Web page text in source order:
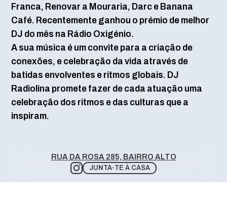
Franca, Renovar a Mouraria, Darc e Banana
Café. Recentemente ganhou o prémio de melhor
DJ do mês na Rádio Oxigénio.
A sua música é um convite para a criação de
conexões, e celebração da vida através de
batidas envolventes e ritmos globais. DJ
Radiolina promete fazer de cada atuação uma
celebração dos ritmos e das culturas que a
inspiram.
RUA DA ROSA 285, BAIRRO ALTO
JUNTA-TE À CASA